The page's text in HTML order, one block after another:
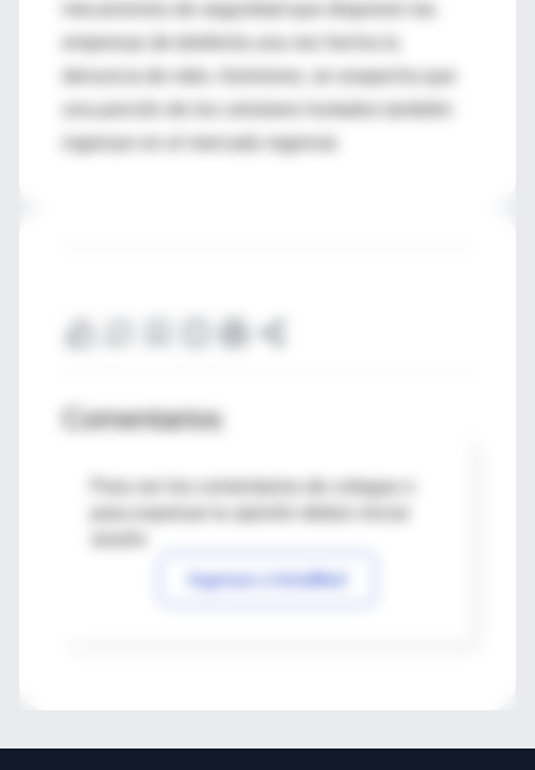
mecanismos de seguridad que disponen las
ingresan en el mercado regional.
Comentarios
Para ver los comentarios de colegas o
Ingresar a IntraMed